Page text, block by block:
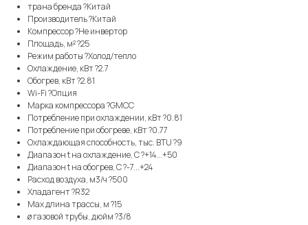
трана бренда ?Китай
Производитель ?Китай
Компрессор ?Не инвертор
Площадь, м² ?25
Режим работы ?Холод/тепло
Охлаждение, кВт ?2.7
Обогрев, кВт ?2.81
Wi-Fi ?Опция
Марка компрессора ?GMCC
Потребление при охлаждении, кВт ?0.81
Потребление при обогреве, кВт ?0.77
Охлаждающая способность, тыс. BTU ?9
Диапазон t на охлаждение, С ?+14...+50
Диапазон t на обогрев, С ?-7...+24
Расход воздуха, м3/ч ?500
Хладагент ?R32
Max длина трассы, м ?15
ø газовой трубы, дюйм ?3/8